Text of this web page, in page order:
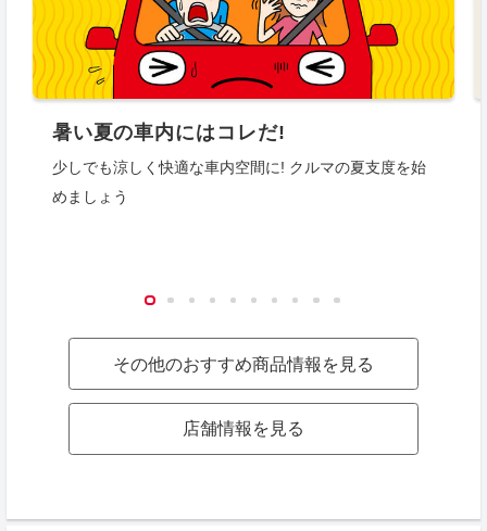
暑い夏の車内にはコレだ!
少しでも涼しく快適な車内空間に! クルマの夏支度を始
めましょう
その他のおすすめ商品情報を見る
店舗情報を見る